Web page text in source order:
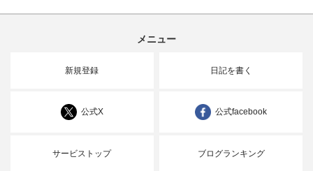
メニュー
新規登録 日記を書く
公式X 公式facebook
サービストップ ブログランキング